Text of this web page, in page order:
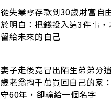
從失業零存款到30歲財富自
於明白：把錢投入這3件事
留給未來的自己
妻子走後竟冒出陌生弟弟分
歲老翁掏千萬買回自己的家
守60年，卻輸給一個名字